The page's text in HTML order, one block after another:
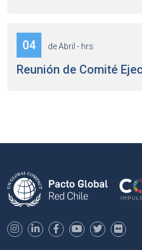
04 de Abril - hrs
Reunión de Comité